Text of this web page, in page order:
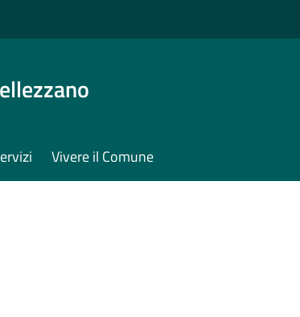
Vivere il Comune